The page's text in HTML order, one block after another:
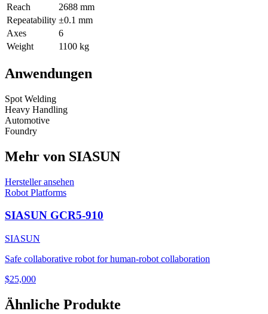
Reach
2688 mm
Repeatability ±0.1 mm
Axes
6
Weight
1100 kg
Anwendungen
Spot Welding
Heavy Handling
Automotive
Foundry
Mehr von SIASUN
Hersteller ansehen
Robot Platforms
SIASUN GCR5-910
SIASUN
Safe collaborative robot for human-robot collaboration
$25,000
Ähnliche Produkte